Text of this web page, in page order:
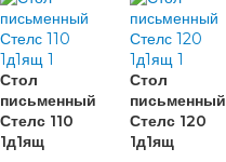
Стол
письменный
Стелс 110
1д1ящ
Стол
письменный
Стелс 120
1д1ящ